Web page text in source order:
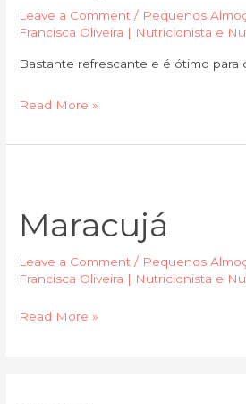
Leave a Comment / Pequenos
Francisca Oliveira | Nutricionista e
Bastante refrescante e é ótimo para
Read More »
Maracujá
Leave a Comment / Pequenos
Francisca Oliveira | Nutricionista e
Read More »